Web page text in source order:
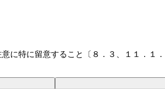
に特に留意すること〔８．３、１１．１．